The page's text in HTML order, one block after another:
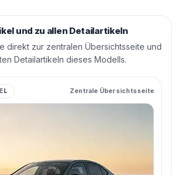
und zu allen Detailartikeln
direkt zur zentralen Übersichtsseite und
Detailartikeln dieses Modells.
Zentrale Übersichtsseite